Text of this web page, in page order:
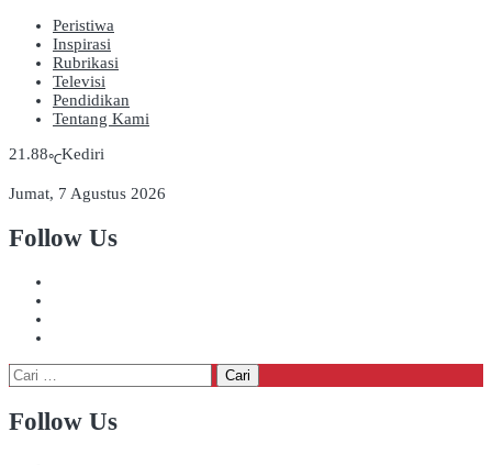
Peristiwa
Inspirasi
Rubrikasi
Televisi
Pendidikan
Tentang Kami
21.88℃Kediri
Jumat, 7 Agustus 2026
Follow Us
Cari
untuk:
Follow Us